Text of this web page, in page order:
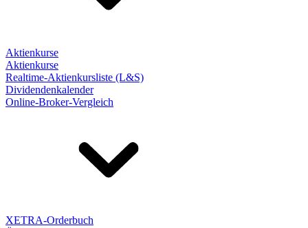
Aktienkurse
Aktienkurse
Realtime-Aktienkursliste (L&S)
Dividendenkalender
Online-Broker-Vergleich
XETRA-Orderbuch